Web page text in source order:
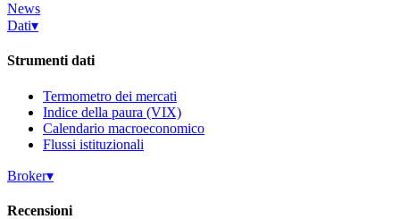
News
Dati▾
Strumenti dati
Termometro dei mercati
Indice della paura (VIX)
Calendario macroeconomico
Flussi istituzionali
Broker▾
Recensioni